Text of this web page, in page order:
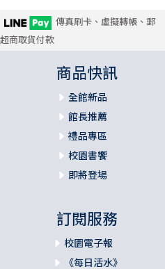
傳真刷卡、虛擬轉帳、郵
商取貨付款
商品快訊
全館新品
館長推薦
禮品專區
校園書饗
即將登場
訂閱服務
校園電子報
《每日活水》